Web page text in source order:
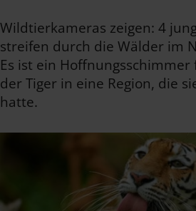
Wildtierkameras zeigen: 4
streifen durch die Wälder im
Es ist ein
der Tiger in eine Region, die
hatte.